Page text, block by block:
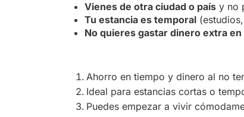
Vienes de otra ciudad o país y no
Tu estancia es temporal
No quieres gastar dinero extra
Ahorro en tiempo y dinero al no
Ideal para estancias cortas o
Puedes empezar a vivir